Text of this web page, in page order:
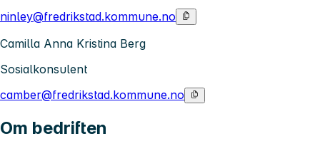
ninley@fredrikstad.kommune.no
Camilla Anna Kristina Berg
Sosialkonsulent
camber@fredrikstad.kommune.no
Om bedriften